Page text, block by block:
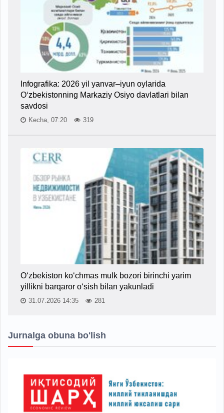
Infografika: 2026 yil yanvar–iyun oylarida
O‘zbekistonning Markaziy Osiyo davlatlari bilan
savdosi
Kecha, 07:20 319
O‘zbekiston ko‘chmas mulk bozori birinchi yarim
yillikni barqaror o‘sish bilan yakunladi
31.07.2026 14:35 281
Jurnalga obuna bo'lish